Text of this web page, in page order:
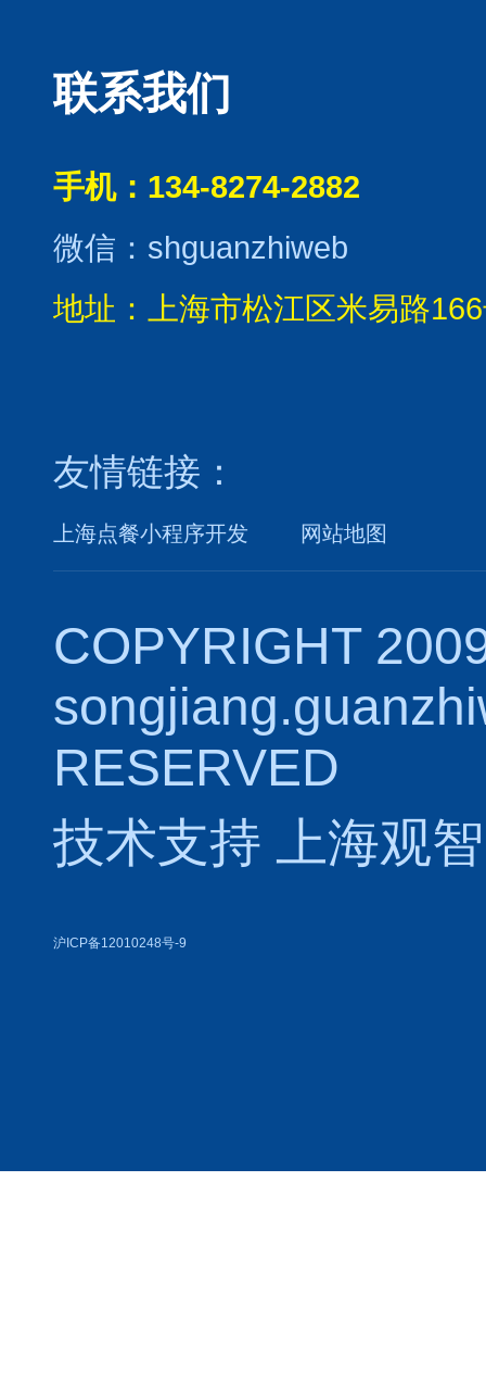
联系我们
手机：134-8274-2882
微信：shguanzhiweb
地址：上海市松江区米易路
友情链接：
上海点餐小程序开发 网站地图
COPYRIGHT
RESERVED
技术支持
上海观
沪ICP备12010248号-9